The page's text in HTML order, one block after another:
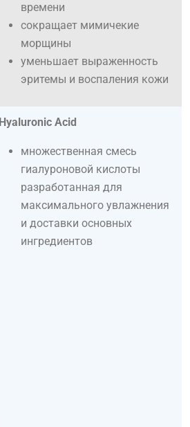
времени
сокращает мимичекие
морщины
уменьшает выраженность
эритемы и воспаления кожи
Hyaluronic Acid
множественная смесь
гиалуроновой кислоты
разработанная для
максимального увлажнения
и доставки основных
ингредиентов